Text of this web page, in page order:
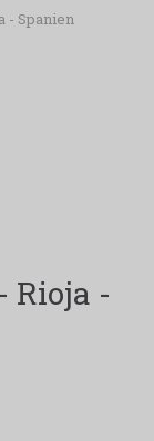
- Spanien
Rioja -